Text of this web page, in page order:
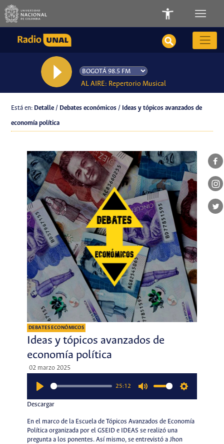
AL AIRE: Repertorio Musical
Está en: Detalle / Debates económicos / Ideas y tópicos avanzados de
economía política
DEBATES ECONÓMICOS
Ideas y tópicos avanzados de
economía política
02 marzo 2025
25:12
Descargar
En el marco de la Escuela de Tópicos Avanzados de Economía
Política organizada por el GSEID e IDEAS se realizó una
pregunta a los ponentes. Así mismo, se entrevistó a Jhon